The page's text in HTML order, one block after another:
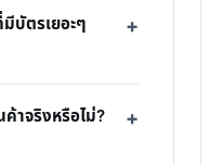
บัตรเยอะๆ
าจริงหรือไม่?